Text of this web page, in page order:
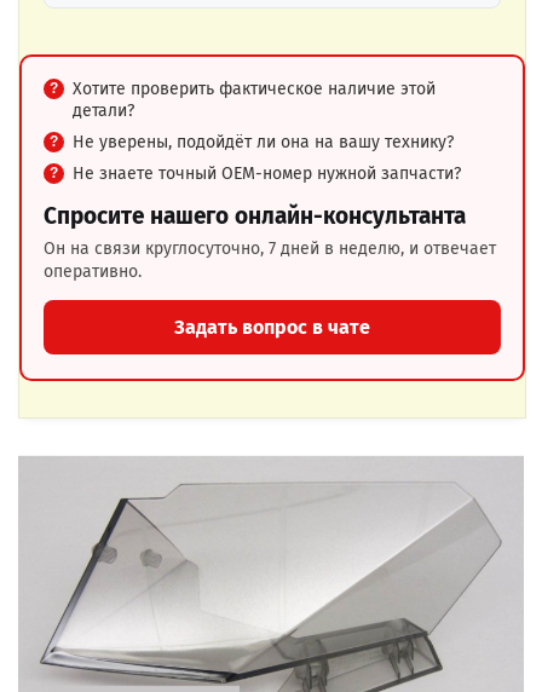
Хотите проверить фактическое наличие этой
детали?
Не уверены, подойдёт ли она на вашу технику?
Не знаете точный OEM-номер нужной запчасти?
Спросите нашего онлайн-консультанта
Он на связи круглосуточно, 7 дней в неделю, и отвечает
оперативно.
Задать вопрос в чате